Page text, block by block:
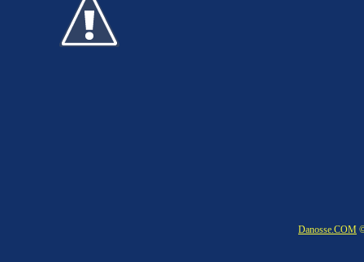
Danosse.COM